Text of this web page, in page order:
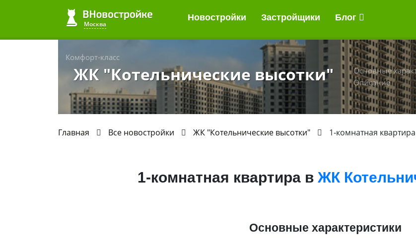
Москва
Новостройки Застройщики Блог
Комфорт-класс
ЖК "Котельнические высотки"
Основные
Описание
Главная Все новостройки ЖК "Котельнические высотки" 1-комнатная
1-комнатная квартира в ЖК
Основные характеристики